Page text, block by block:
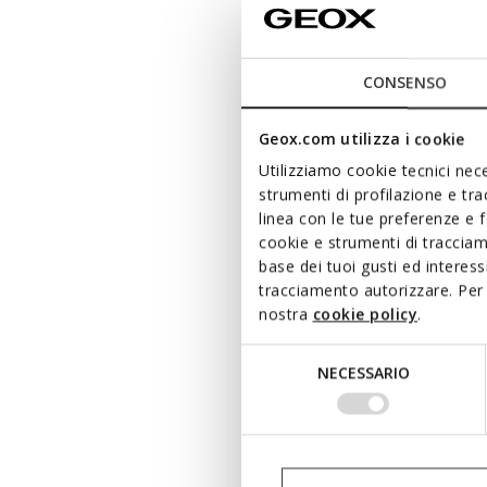
CONSENSO
Geox.com utilizza i cookie
Utilizziamo cookie tecnici
strumenti di profilazione e
linea con le tue preferenze e
cookie e strumenti di
base dei tuoi gusti ed
tracciamento autorizzare.
nostra cookie policy.
NECESSARIO
Price
€79,00
€51,35